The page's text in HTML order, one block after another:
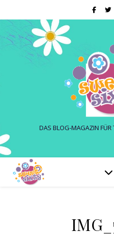
DAS BLOG-MAGAZIN FÜR